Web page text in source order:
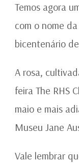
Temos agora
com o nome
bicentenário
A rosa,
feira The RHS
maio e mais
Museu Jane
Vale lembrar